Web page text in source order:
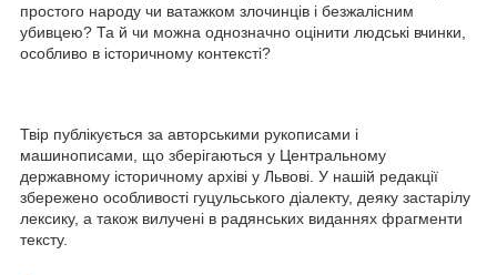
простого народу чи ватажком злочинців і безжалісним
убивцею? Та й чи можна однозначно оцінити людські вчинки,
особливо в історичному контексті?
Твір публікується за авторськими рукописами і
машинописами, що зберігаються у Центральному
державному історичному архіві у Львові. У нашій редакції
збережено особливості гуцульського діалекту, деяку застарілу
лексику, а також вилучені в радянських виданнях фрагменти
тексту.